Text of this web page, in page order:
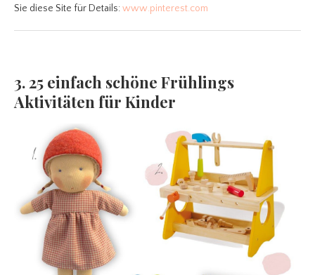
Sie diese Site für Details:www.pinterest.com
3. 25 einfach schöne Frühlings
Aktivitäten für Kinder